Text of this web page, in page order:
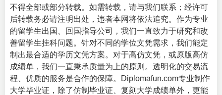
不得全部或部分转载。如需转载，请与我们联系；经许可
后转载务必请注明出处，违者本网将依法追究。作为专业
的留学生出国、回国指导公司，我们一直致力于研究和改
善留学生挂科问题。针对不同的学位文凭需求，我们能定
制出最合适的学历文凭方案。对于高仿文凭，或原版高仿
成绩单，我们一直秉承质量为上的原则。透明化的交易流
程、优质的服务是合作的保障。Diplomafun.com专业制作
大学毕业证 ，除了仿制毕业证、复刻大学成绩单外，更能